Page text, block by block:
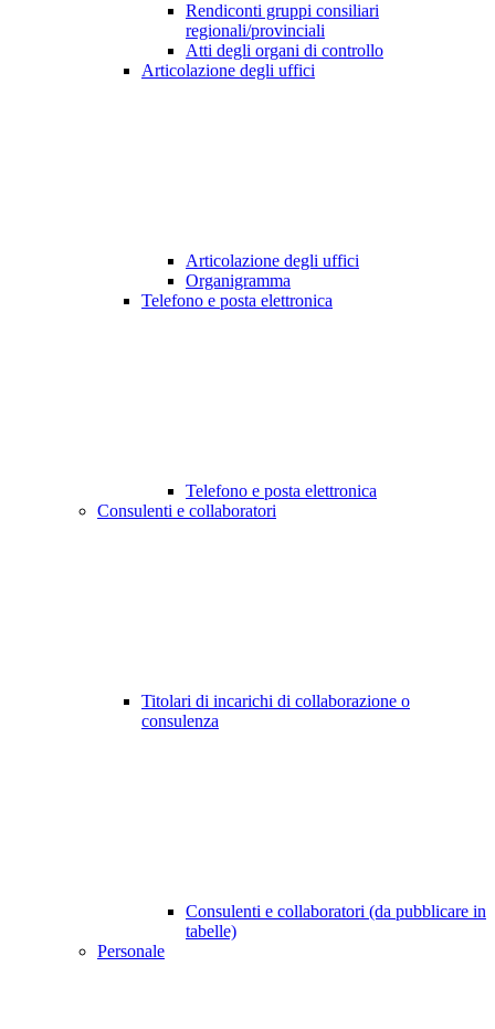
Rendiconti gruppi consiliari
regionali/provinciali
Atti degli organi di controllo
Articolazione degli uffici
Articolazione degli uffici
Organigramma
Telefono e posta elettronica
Telefono e posta elettronica
Consulenti e collaboratori
Titolari di incarichi di collaborazione o
consulenza
Consulenti e collaboratori (da pubblicare in
tabelle)
Personale